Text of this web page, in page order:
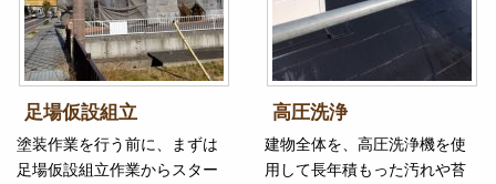
足場仮設組立
塗装作業を行う前に、まずは
足場仮設組立作業からスター
高圧洗浄
建物全体を、高圧洗浄機を使
用して長年積もった汚れや苔